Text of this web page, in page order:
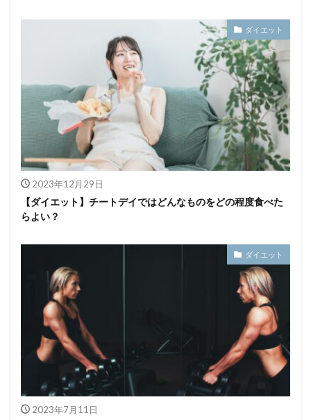
ダイエット
2023年12月29日
【ダイエット】チートデイではどんなものをどの程度食べた
らよい？
ダイエット
2023年7月11日